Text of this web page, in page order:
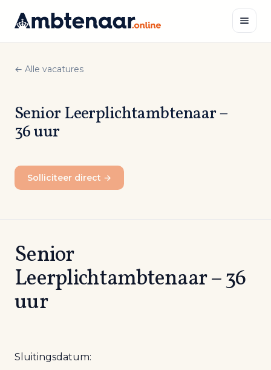
inhoud
← Alle vacatures
Senior Leerplichtambtenaar –
36 uur
Solliciteer direct →
Senior
Leerplichtambtenaar – 36
uur
Sluitingsdatum: